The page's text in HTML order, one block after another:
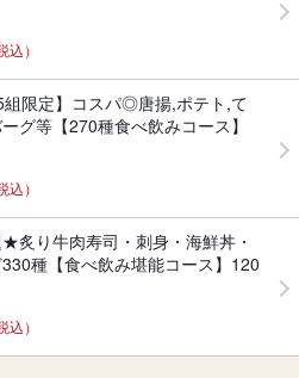
込）
組限定】コスパ◎唐揚,ポテト,て
グ等【270種食べ飲みコース】
込）
炙り牛肉寿司・刺身・海鮮丼・
種【食べ飲み堪能コース】120
込）